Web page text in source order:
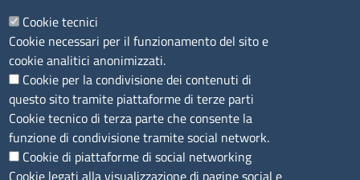
P.IVA01047570906
Codice Fiscale 80000930901
Codice Univoco per le fatture elettroniche
LINK UTILI
Segnalazione di illecito
Cookie tecnici
Cookie necessari per il funzionamento del sito e
cookie analitici anonimizzati.
Cookie per la condivisione dei contenuti di
questo sito tramite piattaforme di terze parti
Cookie tecnico di terza parte che consente la
funzione di condivisione tramite social network.
Cookie di piattaforme di social networking
Cookie legati alla visualizzazione di pagine social e